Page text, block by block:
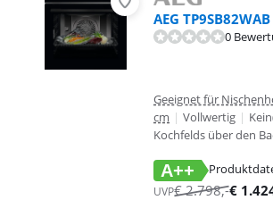
AEG
0
Geeignet für
cm | Vollwertig |
Kochfelds über den
A++
wird in neuem Tab geöffnetUVP€2.798,-€